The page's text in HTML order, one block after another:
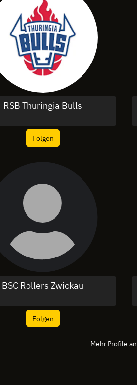
RSB Thuringia Bulls
Folgen
BSC Rollers Zwickau
Folgen
Mehr Profile